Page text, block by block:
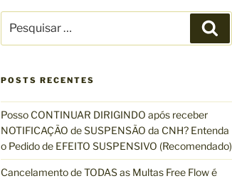
s
u
s
a
r
p
o
e
s
a
r
POSTS RECENTES
Posso CONTINUAR DIRIGINDO após receber
NOTIFICAÇÃO de SUSPENSÃO da CNH? Entenda
o Pedido de EFEITO SUSPENSIVO (Recomendado)
Cancelamento de TODAS as Multas Free Flow é